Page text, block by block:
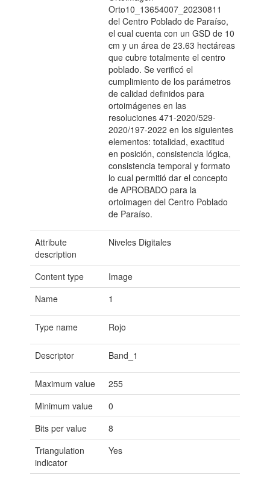
Orto10_13654007_20230811
del Centro Poblado de Paraíso,
el cual cuenta con un GSD de 10
cm y un área de 23.63 hectáreas
que cubre totalmente el centro
poblado. Se verificó el
cumplimiento de los parámetros
de calidad definidos para
ortoimágenes en las
resoluciones 471-2020/529-
2020/197-2022 en los siguientes
elementos: totalidad, exactitud
en posición, consistencia lógica,
consistencia temporal y formato
lo cual permitió dar el concepto
de APROBADO para la
ortoimagen del Centro Poblado
de Paraíso.
Attribute
description
Niveles Digitales
Content type
Image
Name
1
Type name Rojo
Descriptor Band_1
Maximum value
255
Minimum value
0
Bits per value
8
Triangulation
indicator
Yes